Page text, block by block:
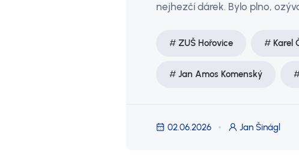
nejhezčí dárek. Bylo plno,
ZUŠ Hořovice Karel
Jan Amos Komenský
02.06.2026 Jan Šinágl